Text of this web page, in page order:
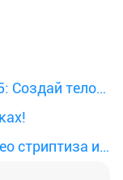
Создай тело
стриптиза из